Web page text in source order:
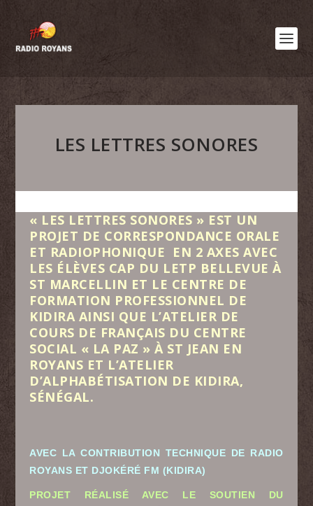
LES LETTRES SONORES
« LES LETTRES SONORES » EST UN
PROJET DE CORRESPONDANCE ORALE
ET RADIOPHONIQUE EN 2 AXES AVEC
LES ÉLÈVES CAP DU LETP BELLEVUE À
ST MARCELLIN ET LE CENTRE DE
FORMATION PROFESSIONNEL DE
KIDIRA AINSI QUE L’ATELIER DE
COURS DE FRANÇAIS DU CENTRE
SOCIAL « LA PAZ » À ST JEAN EN
ROYANS ET L’ATELIER
D’ALPHABÉTISATION DE KIDIRA,
SÉNÉGAL.
AVEC LA CONTRIBUTION TECHNIQUE DE RADIO
ROYANS ET DJOKÉRÉ FM (KIDIRA)
PROJET RÉALISÉ AVEC LE SOUTIEN DU